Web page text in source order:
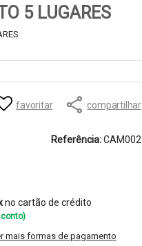
5 LUGARES
favoritar compartilhar
Referência:CAM002
no cartão de crédito
mais formas de pagamento